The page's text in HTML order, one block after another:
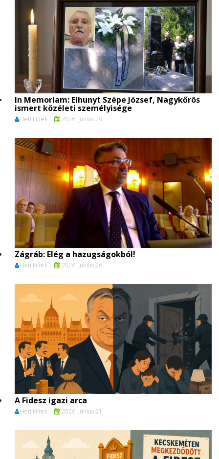
In Memoriam: Elhunyt Szépe József, Nagykőrös
ismert közéleti személyisége
Heti Hírek 2026. június 28.
Zágráb: Elég a hazugságokból!
Heti Hírek 2026. június 26.
A Fidesz igazi arca
Heti Hírek 2026. június 21.